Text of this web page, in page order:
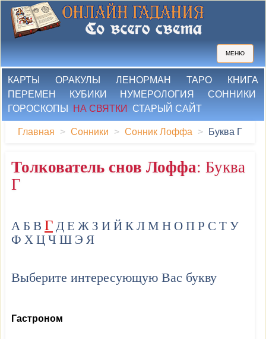
МЕНЮ
КАРТЫ ОРАКУЛЫ ЛЕНОРМАН ТАРО
КНИГА
ПЕРЕМЕН
КУБИКИ НУМЕРОЛОГИЯ
СОННИКИ
ГОРОСКОПЫ
НА СВЯТКИ СТАРЫЙ САЙТ
Главная Сонники Сонник Лоффа Буква Г
Толкователь снов Лоффа: Буква
Г
А Б В Г Д Е Ж З И Й К Л М Н О П Р С Т У
Ф Х Ц Ч Ш Э Я
Выберите интересующую Вас букву
Гастроном